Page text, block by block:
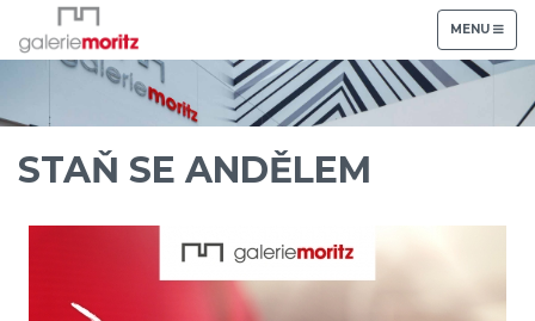
TOGGLE
NAVIGATION
MENU
STAŇ SE ANDĚLEM